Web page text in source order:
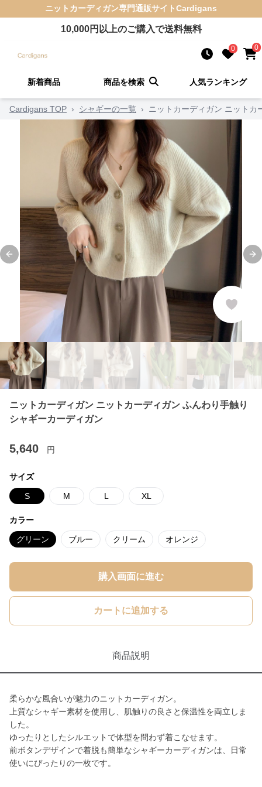
ニットカーディガン専門通販サイトCardigans
10,000円以上のご購入で送料無料
0 0
新着商品 商品を検索 人気ランキング
Cardigans TOP › シャギーの一覧 › ニットカーディガン ニット
Previous slide
ニットカーディガン ニットカーディガン ふんわり手触り
シャギーカーディガン
5,640 円
サイズ
S M L XL
カラー
グリーン ブルー クリーム オレンジ
購入画面に進む
カートに追加する
商品説明
柔らかな風合いが魅力のニットカーディガン。
上質なシャギー素材を使用し、肌触りの良さと保温性を両立しま
した。
ゆったりとしたシルエットで体型を問わず着こなせます。
前ボタンデザインで着脱も簡単なシャギーカーディガンは、日常
使いにぴったりの一枚です。